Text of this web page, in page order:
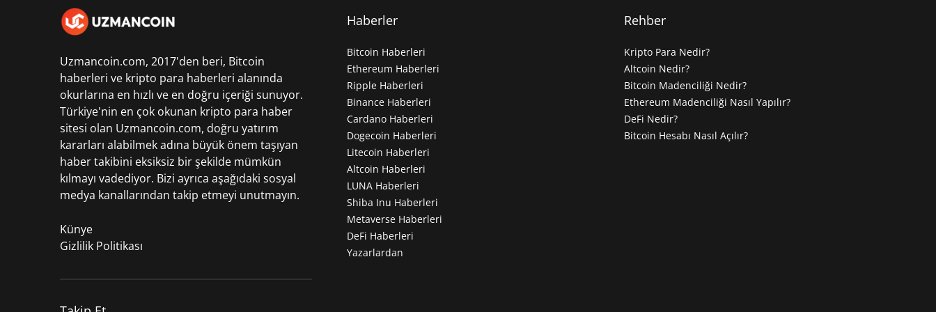
Uzmancoin.com, 2017'den beri, Bitcoin
haberleri ve kripto para haberleri alanında
okurlarına en hızlı ve en doğru içeriği sunuyor.
Türkiye'nin en çok okunan kripto para haber
sitesi olan Uzmancoin.com, doğru yatırım
kararları alabilmek adına büyük önem taşıyan
haber takibini eksiksiz bir şekilde mümkün
kılmayı vadediyor. Bizi ayrıca aşağıdaki sosyal
medya kanallarından takip etmeyi unutmayın.
Künye
Gizlilik Politikası
Haberler
Bitcoin Haberleri
Ethereum Haberleri
Ripple Haberleri
Binance Haberleri
Cardano Haberleri
Dogecoin Haberleri
Litecoin Haberleri
Altcoin Haberleri
LUNA Haberleri
Shiba Inu Haberleri
Metaverse Haberleri
DeFi Haberleri
Yazarlardan
Rehber
Kripto Para Nedir?
Altcoin Nedir?
Bitcoin Madenciliği Nedir?
Ethereum Madenciliği Nasıl Yapılır?
DeFi Nedir?
Bitcoin Hesabı Nasıl Açılır?